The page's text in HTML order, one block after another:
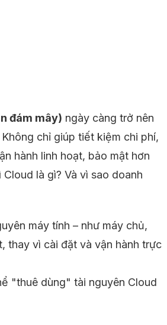
đám mây) ngày càng trở nên
chỉ giúp tiết kiệm chi phí,
hành linh hoạt, bảo mật hơn
là gì? Và vì sao doanh
máy tính – như máy chủ,
thay vì cài đặt và vận hành trực
"thuê dùng" tài nguyên Cloud